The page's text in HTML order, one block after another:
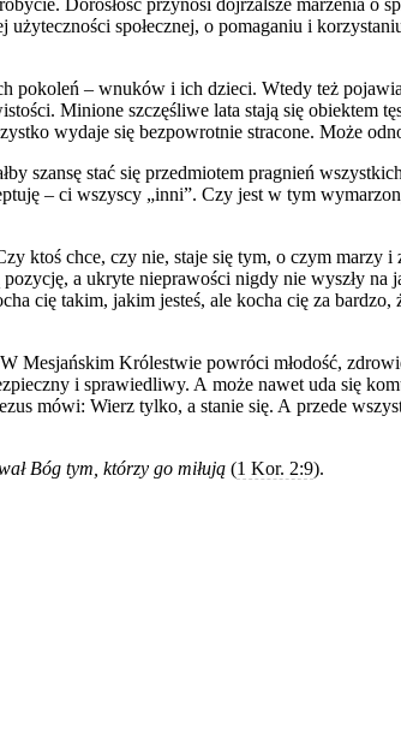
Dorosłość przynosi dojrzalsze marzenia
społecznej, o pomaganiu i
pokoleń – wnuków i ich dzieci. Wtedy też
Minione szczęśliwe lata stają się obiektem
wydaje się bezpowrotnie stracone. Może
szansę stać się przedmiotem pragnień
– ci wszyscy „inni”. Czy jest w tym
ktoś chce, czy nie, staje się tym, o czym
a ukryte nieprawości nigdy nie wyszły na
cię takim, jakim jesteś, ale kocha cię za bardzo,
Mesjańskim Królestwie powróci młodość,
i sprawiedliwy. A może nawet uda się
mówi: Wierz tylko, a stanie się. A przede
Bóg tym, którzy go miłują (1 Kor. 2:9).